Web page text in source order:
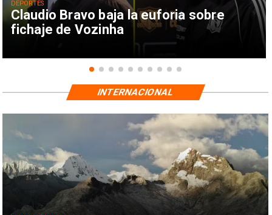
Claudio Bravo baja la euforia sobre
fichaje de Vozinha
DEPORTES
INTERNACIONAL